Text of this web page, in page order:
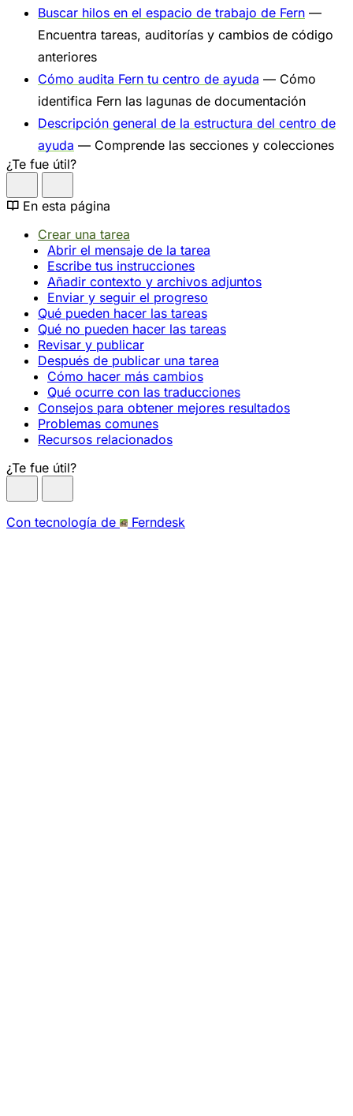
Buscar hilos en el espacio de trabajo de Fern —
Encuentra tareas, auditorías y cambios de código
anteriores
Cómo audita Fern tu centro de ayuda — Cómo
identifica Fern las lagunas de documentación
Descripción general de la estructura del centro de
ayuda — Comprende las secciones y colecciones
¿Te fue útil?
En esta página
Crear una tarea
Abrir el mensaje de la tarea
Escribe tus instrucciones
Añadir contexto y archivos adjuntos
Enviar y seguir el progreso
Qué pueden hacer las tareas
Qué no pueden hacer las tareas
Revisar y publicar
Después de publicar una tarea
Cómo hacer más cambios
Qué ocurre con las traducciones
Consejos para obtener mejores resultados
Problemas comunes
Recursos relacionados
¿Te fue útil?
Con tecnología de Ferndesk